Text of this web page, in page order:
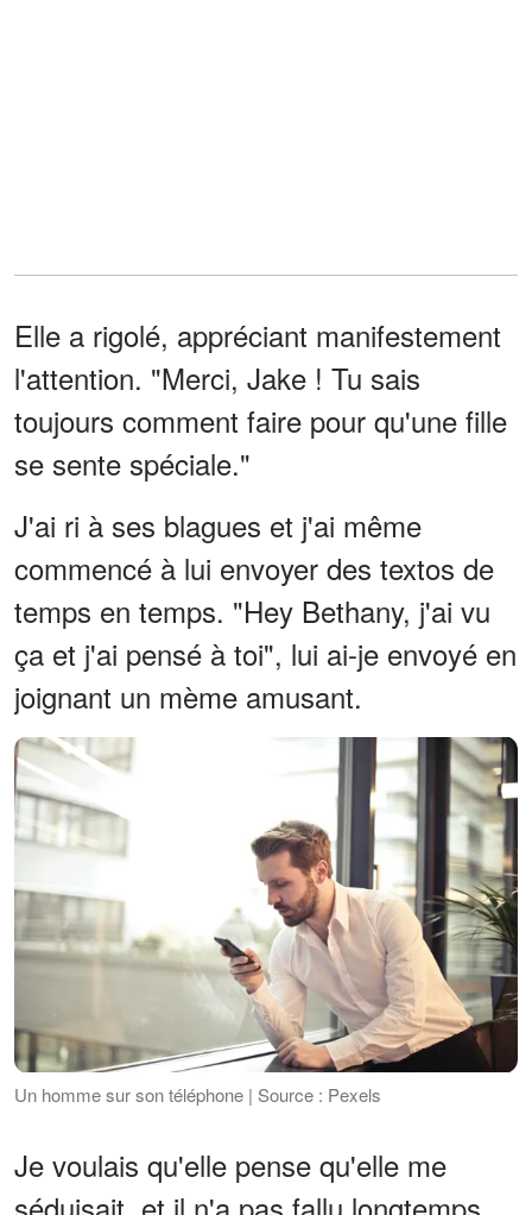
Elle a rigolé, appréciant manifestement
l'attention. "Merci, Jake ! Tu sais
toujours comment faire pour qu'une fille
se sente spéciale."
J'ai ri à ses blagues et j'ai même
commencé à lui envoyer des textos de
temps en temps. "Hey Bethany, j'ai vu
ça et j'ai pensé à toi", lui ai-je envoyé en
joignant un mème amusant.
Un homme sur son téléphone | Source : Pexels
Je voulais qu'elle pense qu'elle me